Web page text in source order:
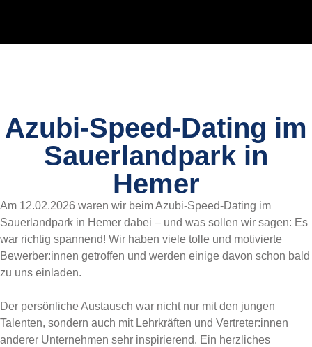
Azubi-Speed-Dating im
Sauerlandpark in
Hemer
Am 12.02.2026 waren wir beim Azubi-Speed-Dating im
Sauerlandpark in Hemer dabei – und was sollen wir sagen: Es
war richtig spannend! Wir haben viele tolle und motivierte
Bewerber:innen getroffen und werden einige davon schon bald
zu uns einladen.
Der persönliche Austausch war nicht nur mit den jungen
Talenten, sondern auch mit Lehrkräften und Vertreter:innen
anderer Unternehmen sehr inspirierend. Ein herzliches